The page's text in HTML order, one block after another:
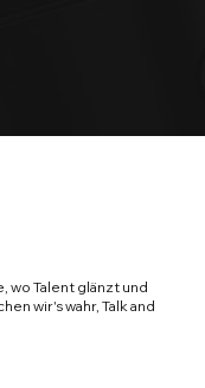
wo Talent glänzt und
wir's wahr, Talk and